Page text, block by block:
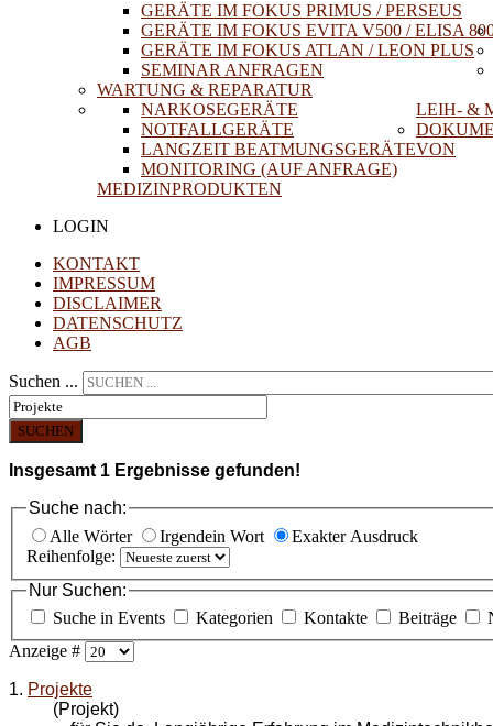
GERÄTE IM FOKUS PRIMUS / PERSEUS
GERÄTE IM FOKUS EVITA V500 / ELISA
GERÄTE IM FOKUS ATLAN / LEON PLUS
SEMINAR ANFRAGEN
WARTUNG & REPARATUR
LEIH- &
NARKOSEGERÄTE
NOTFALLGERÄTE
LANGZEIT BEATMUNGSGERÄTE
MONITORING (AUF ANFRAGE)
VON
MEDIZINPRODUKTEN
LOGIN
KONTAKT
IMPRESSUM
DISCLAIMER
DATENSCHUTZ
AGB
Suchen ...
SUCHEN
Insgesamt 1 Ergebnisse gefunden!
Suche nach:
Alle Wörter
Irgendein Wort
Exakter Ausdruck
Reihenfolge:
Nur Suchen:
Suche in Events
Kategorien Kontakte Beiträge
Anzeige #
1. Projekte
(Projekt)